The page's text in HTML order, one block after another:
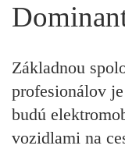
Základnou
profesionálov
budú
vozidlami na